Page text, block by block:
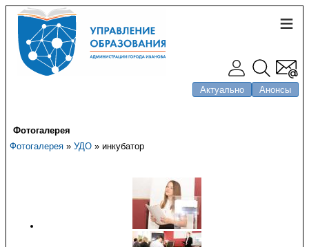
Актуально Анонсы
Фотогалерея
Фотогалерея » УДО » инкубатор